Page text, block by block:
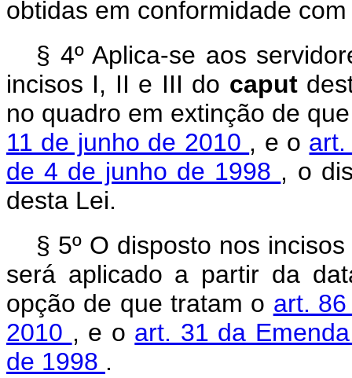
obtidas em conformidade
§ 4º Aplica-se aos
incisos I, II e III do caput
no quadro em extinção de
11 de junho de 2010 , e o
de 4 de junho de 1998 , o
desta Lei.
§ 5º O disposto nos
será aplicado a partir da
opção de que tratam o art.
2010 , e o art. 31 da
de 1998 .